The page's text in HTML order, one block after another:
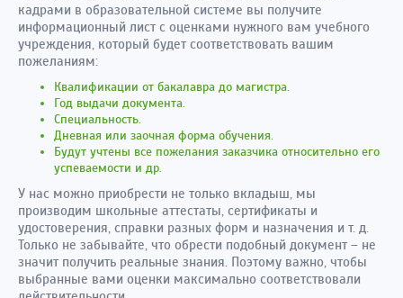
кадрами в образовательной системе вы получите
информационный лист с оценками нужного вам учебного
учреждения, который будет соответствовать вашим
пожеланиям:
Квалификации от бакалавра до магистра.
Год выдачи документа.
Специальность.
Дневная или заочная форма обучения.
Будут учтены все пожелания заказчика относительно его
успеваемости и др.
У нас можно приобрести не только вкладыш, мы
производим школьные аттестаты, сертификаты и
удостоверения, справки разных форм и назначения и т. д.
Только не забывайте, что обрести подобный документ – не
значит получить реальные знания. Поэтому важно, чтобы
выбранные вами оценки максимально соответствовали